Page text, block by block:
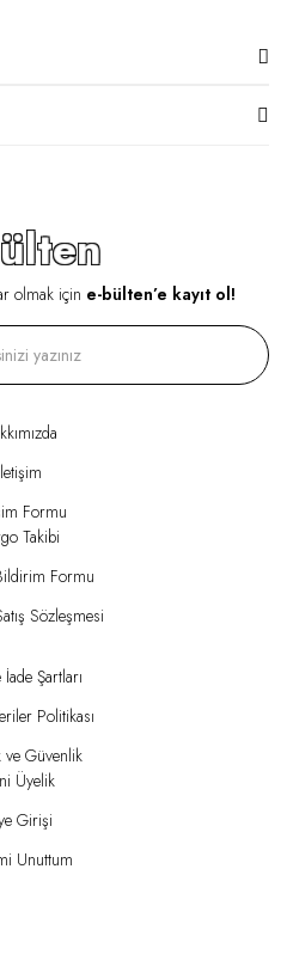
olmak için e-bülten’e kayıt ol!
Formu
Takibi
Formu
Sözleşmesi
Şartları
Politikası
Güvenlik
Üyelik
Girişi
Unuttum